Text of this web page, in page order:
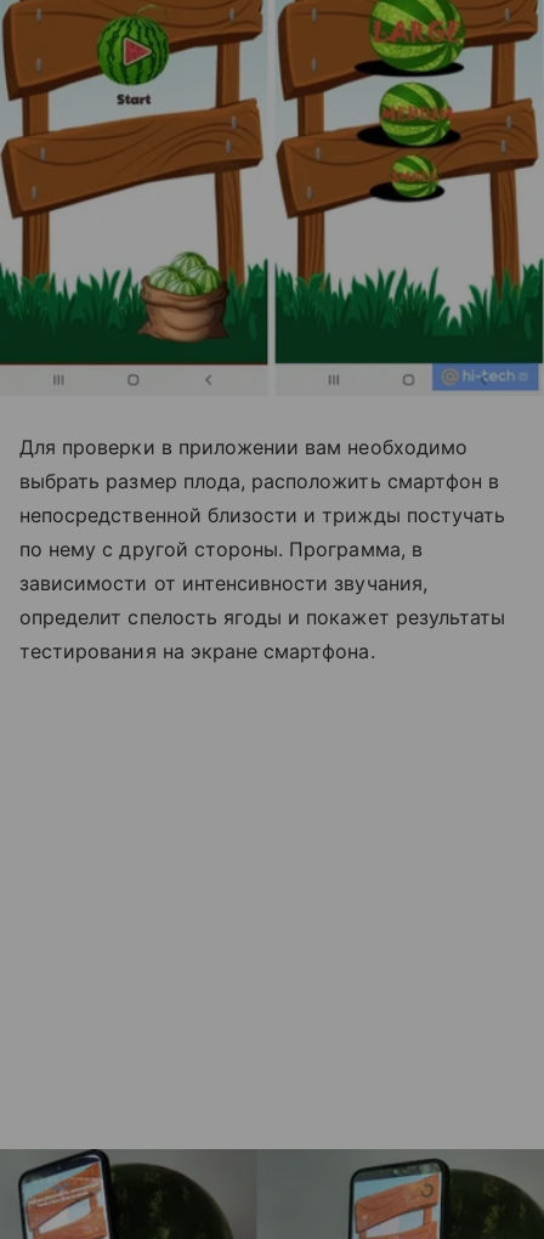
Для проверки в приложении вам необходимо
выбрать размер плода, расположить смартфон в
непосредственной близости и трижды постучать
по нему с другой стороны. Программа, в
зависимости от интенсивности звучания,
определит спелость ягоды и покажет результаты
тестирования на экране смартфона.